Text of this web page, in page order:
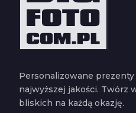
Personalizowane
najwyższej jakości. Twórz
bliskich na każdą okazję.